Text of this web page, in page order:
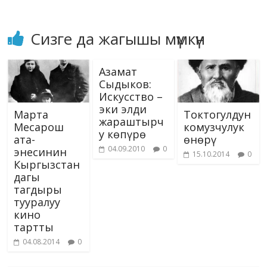
Сизге да жагышы мүмкүн
Марта
Месарош
ата-
энесинин
Кыргызстан
дагы
тагдыры
тууралуу
кино
тартты
04.08.2014 0
Азамат
Сыдыков:
Искусство –
эки элди
жараштырч
у көпүрө
04.09.2010 0
Токтогулдун
комузчулук
өнөрү
15.10.2014 0